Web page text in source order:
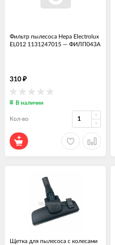
Фильтр пылесоса Hepa Electrolux
EL012 1131247015 — ФИЛП043А
310 ₽
В наличии
Кол-во
Щетка для пылесоса с колесами